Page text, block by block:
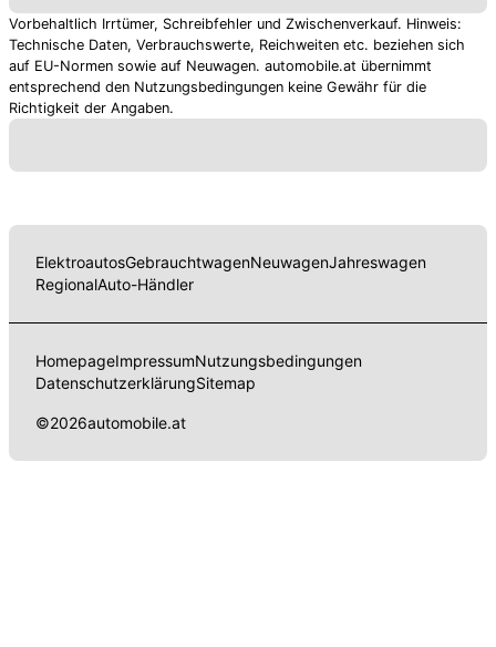
Vorbehaltlich Irrtümer, Schreibfehler und Zwischenverkauf. Hinweis:
Technische Daten, Verbrauchswerte, Reichweiten etc. beziehen sich
auf EU-Normen sowie auf Neuwagen. automobile.at übernimmt
entsprechend den Nutzungsbedingungen keine Gewähr für die
Richtigkeit der Angaben.
ElektroautosGebrauchtwagenNeuwagenJahreswagen
RegionalAuto-Händler
HomepageImpressumNutzungsbedingungen
DatenschutzerklärungSitemap
©2026automobile.at